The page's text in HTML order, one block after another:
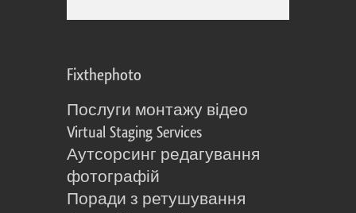
Fixthephoto
Послуги монтажу відео
Virtual Staging Services
Аутсорсинг редагування
фотографій
Поради з ретушування